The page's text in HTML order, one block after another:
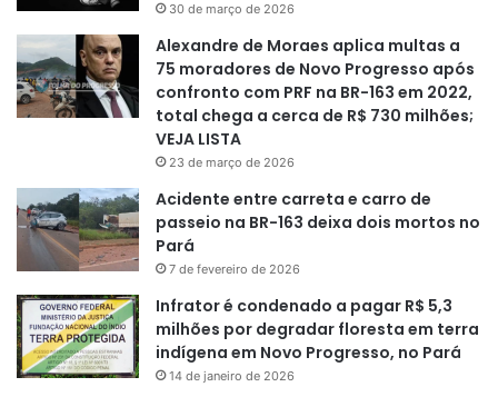
30 de março de 2026
Alexandre de Moraes aplica multas a
75 moradores de Novo Progresso após
confronto com PRF na BR-163 em 2022,
total chega a cerca de R$ 730 milhões;
VEJA LISTA
23 de março de 2026
Acidente entre carreta e carro de
passeio na BR-163 deixa dois mortos no
Pará
7 de fevereiro de 2026
Infrator é condenado a pagar R$ 5,3
milhões por degradar floresta em terra
indígena em Novo Progresso, no Pará
14 de janeiro de 2026